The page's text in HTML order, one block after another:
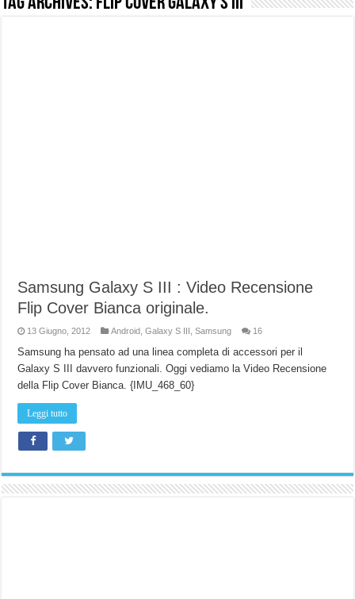
Samsung Galaxy S III : Video Recensione
Flip Cover Bianca originale.
13 Giugno, 2012 Android ,Galaxy S III ,Samsung 16
Samsung ha pensato ad una linea completa di accessori per il
Galaxy S III davvero funzionali. Oggi vediamo la Video Recensione
della Flip Cover Bianca. {IMU_468_60}
Leggi tutto